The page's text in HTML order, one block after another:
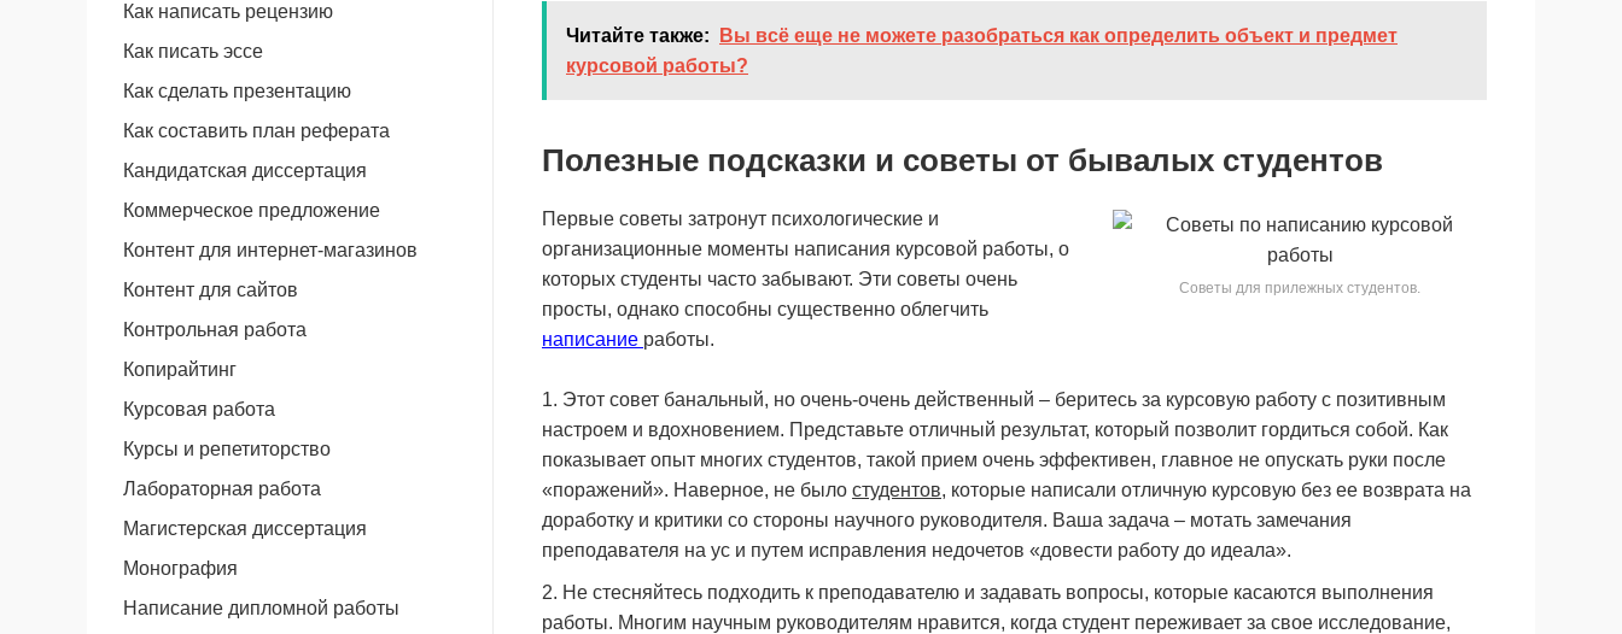
Читайте также:
Вы всё еще не можете разобраться как определить объект и предмет
курсовой работы?
Полезные подсказки и советы от бывалых студентов
Советы для прилежных студентов.
Первые советы затронут психологические и
организационные моменты написания курсовой работы, о
которых студенты часто забывают. Эти советы очень
просты, однако способны существенно облегчить
написание работы.
Этот совет банальный, но очень-очень действенный – беритесь за курсовую работу с позитивным
настроем и вдохновением. Представьте отличный результат, который позволит гордиться собой. Как
показывает опыт многих студентов, такой прием очень эффективен, главное не опускать руки после
«поражений». Наверное, не было студентов, которые написали отличную курсовую без ее возврата на
доработку и критики со стороны научного руководителя. Ваша задача – мотать замечания
преподавателя на ус и путем исправления недочетов «довести работу до идеала».
Не стесняйтесь подходить к преподавателю и задавать вопросы, которые касаются выполнения
работы. Многим научным руководителям нравится, когда студент переживает за свое исследование,
Как написать рецензию
Как писать эссе
Как сделать презентацию
Как составить план реферата
Кандидатская диссертация
Коммерческое предложение
Контент для интернет-магазинов
Контент для сайтов
Контрольная работа
Копирайтинг
Курсовая работа
Курсы и репетиторство
Лабораторная работа
Магистерская диссертация
Монография
Написание дипломной работы